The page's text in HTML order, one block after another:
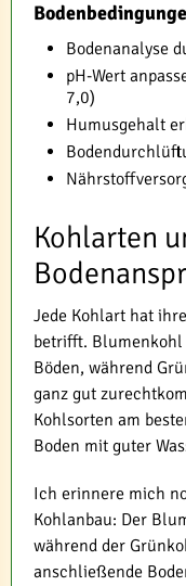
Bodenanalyse
pH-Wert
7,0)
Humusgehalt
Kohlarten
Jede Kohlart hat
betrifft.
Böden, während
ganz gut
Kohlsorten am
Boden mit guter
Ich erinnere mich
Kohlanbau: Der
während der
anschließende